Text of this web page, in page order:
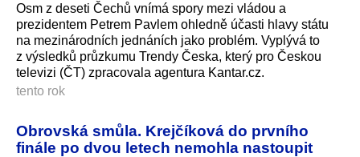
Osm z deseti Čechů vnímá spory mezi vládou a
prezidentem Petrem Pavlem ohledně účasti hlavy státu
na mezinárodních jednáních jako problém. Vyplývá to
z výsledků průzkumu Trendy Česka, který pro Českou
televizi (ČT) zpracovala agentura Kantar.cz.
tento rok
Obrovská smůla. Krejčíková do prvního
finále po dvou letech nemohla nastoupit